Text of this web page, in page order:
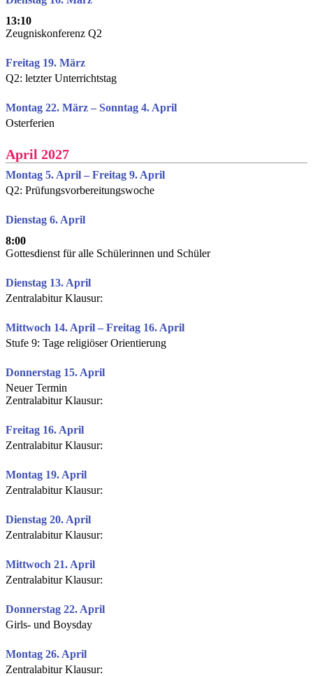
13:10
Zeugniskonferenz Q2
Freitag 19. März
Q2: letzter Unterrichtstag
Montag 22. März – Sonntag 4. April
Osterferien
April 2027
Montag 5. April – Freitag 9. April
Q2: Prüfungsvorbereitungswoche
Dienstag 6. April
8:00
Gottesdienst für alle Schülerinnen und Schüler
Dienstag 13. April
Zentralabitur Klausur:
Mittwoch 14. April – Freitag 16. April
Stufe 9: Tage religiöser Orientierung
Donnerstag 15. April
Neuer Termin
Zentralabitur Klausur:
Freitag 16. April
Zentralabitur Klausur:
Montag 19. April
Zentralabitur Klausur:
Dienstag 20. April
Zentralabitur Klausur:
Mittwoch 21. April
Zentralabitur Klausur:
Donnerstag 22. April
Girls- und Boysday
Montag 26. April
Zentralabitur Klausur: